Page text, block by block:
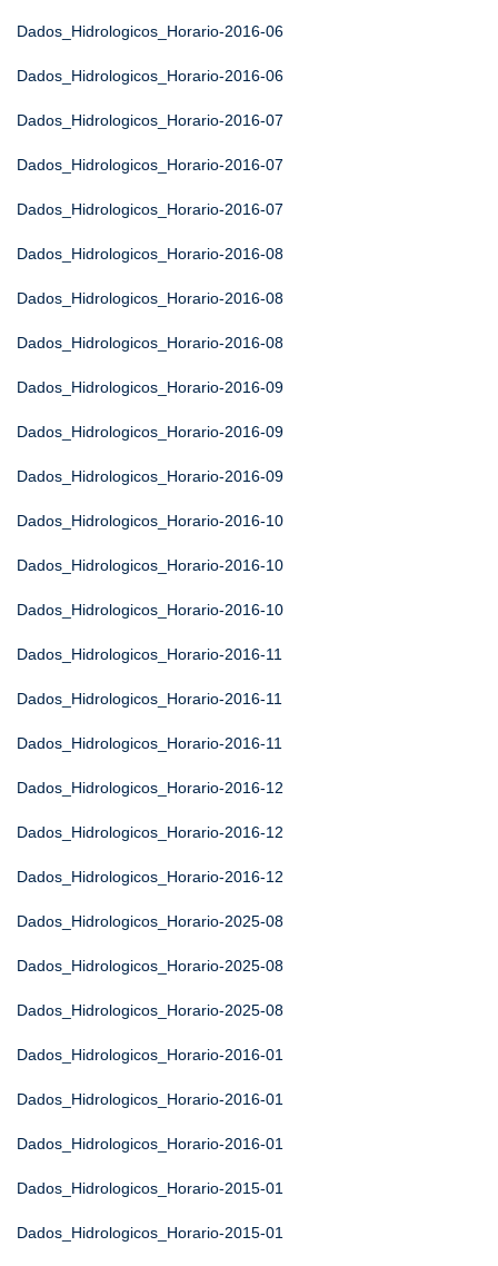
Dados_Hidrologicos_Horario-2016-06
Dados_Hidrologicos_Horario-2016-06
Dados_Hidrologicos_Horario-2016-07
Dados_Hidrologicos_Horario-2016-07
Dados_Hidrologicos_Horario-2016-07
Dados_Hidrologicos_Horario-2016-08
Dados_Hidrologicos_Horario-2016-08
Dados_Hidrologicos_Horario-2016-08
Dados_Hidrologicos_Horario-2016-09
Dados_Hidrologicos_Horario-2016-09
Dados_Hidrologicos_Horario-2016-09
Dados_Hidrologicos_Horario-2016-10
Dados_Hidrologicos_Horario-2016-10
Dados_Hidrologicos_Horario-2016-10
Dados_Hidrologicos_Horario-2016-11
Dados_Hidrologicos_Horario-2016-11
Dados_Hidrologicos_Horario-2016-11
Dados_Hidrologicos_Horario-2016-12
Dados_Hidrologicos_Horario-2016-12
Dados_Hidrologicos_Horario-2016-12
Dados_Hidrologicos_Horario-2025-08
Dados_Hidrologicos_Horario-2025-08
Dados_Hidrologicos_Horario-2025-08
Dados_Hidrologicos_Horario-2016-01
Dados_Hidrologicos_Horario-2016-01
Dados_Hidrologicos_Horario-2016-01
Dados_Hidrologicos_Horario-2015-01
Dados_Hidrologicos_Horario-2015-01